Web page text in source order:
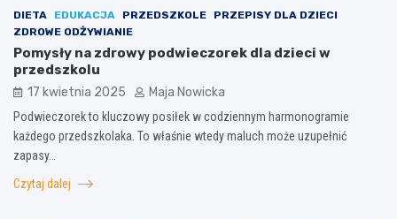
DIETA EDUKACJA PRZEDSZKOLE
PRZEPISY DLA DZIECI
ZDROWE ODŻYWIANIE
Pomysły na zdrowy podwieczorek dla dzieci w
przedszkolu
17 kwietnia 2025 Maja Nowicka
Podwieczorek to kluczowy posiłek w codziennym harmonogramie
każdego przedszkolaka. To właśnie wtedy maluch może uzupełnić
zapasy…
Czytaj dalej